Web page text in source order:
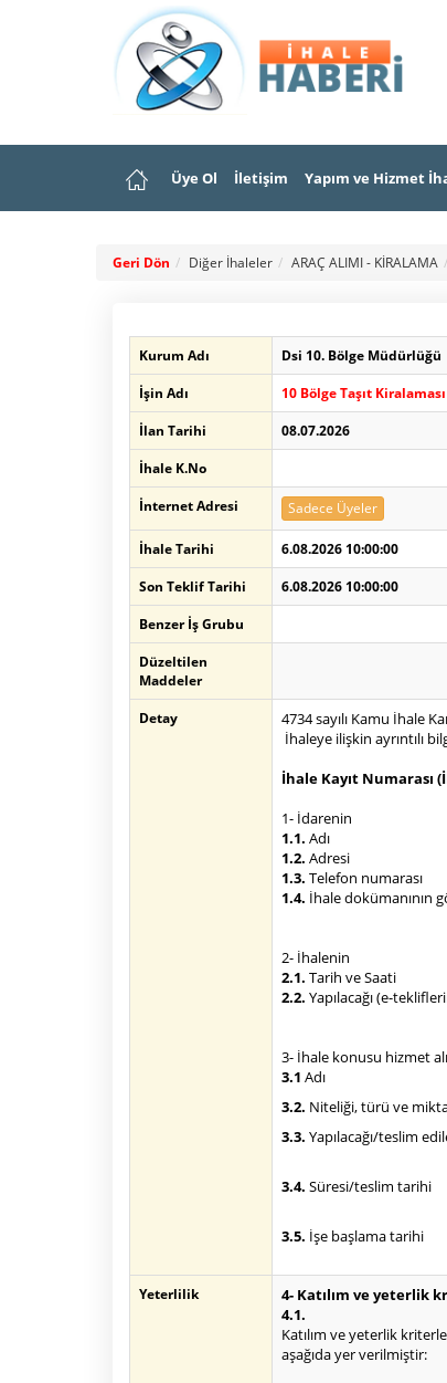
Üye Ol İletişim Yapım ve Hizmet
Geri Dön Diğer İhaleler ARAÇ ALIMI - KİRALAMA
Kurum Adı
Dsi 10. Bölge Müdürlüğü
İşin Adı
10 Bölge Taşıt
İlan Tarihi
08.07.2026
İhale K.No
İnternet Adresi
Sadece Üyeler
İhale Tarihi
6.08.2026 10:00:00
Son Teklif Tarihi
6.08.2026 10:00:00
Benzer İş Grubu
Düzeltilen
Maddeler
Detay
4734 sayılı Kamu İhale
İhaleye ilişkin ayrıntılı
İhale Kayıt Numarası
1- İdarenin
1.1. Adı
1.2. Adresi
1.3. Telefon numarası
1.4. İhale dokümanının
2- İhalenin
2.1. Tarih ve Saati
2.2. Yapılacağı (e-
3- İhale konusu hizmet
3.1 Adı
3.2. Niteliği, türü ve
3.3. Yapılacağı/teslim
3.4. Süresi/teslim tarihi
3.5. İşe başlama tarihi
Yeterlilik
4- Katılım ve yeterlik
4.1.
Katılım ve yeterlik
aşağıda yer verilmiştir: